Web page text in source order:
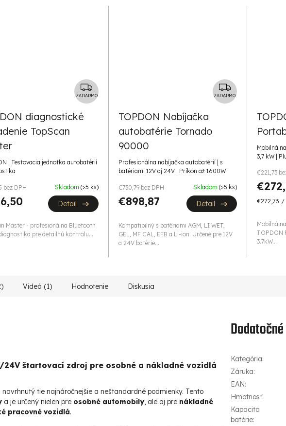
Z
A
O
ZADARMO
diagnostické
TopScan
| Testovacia jednotka autobatérií
bez DPH Skladom (>5 ks)
Detail
Master - profesionálna Bluetooth
pre detailnú kontrolu...
Z
A
ZADARMO
TOPDON Nabíjačka
autobatérie Tornado
90000
Profesionálna nabíjačka autobatérií | s
batériami 12V aj 24V | Príkon až 1600W
€730,79 bez DPH
€898,87
Skladom (>5 ks)
Detail
Kompatibilný s batériami AGM, LI WET,
GEL, MF CAL, EFB a Li-ion. Určené pre 12V
a 24V batérie...
Mobilná
3,7 kW |
€221,73
€272,73 /
Mobilná
TOPDON
3.7kW...
Videá (1) Hodnotenie Diskusia
24V štartovací zdroj pre osobné a nákladné vozidlá
tie najnáročnejšie a neštandardné podmienky. Tento
a je určený nielen pre osobné automobily, ale aj pre nákladné
pracovné vozidlá.
Kategória:
Záruka:
EAN:
Hmotnosť:
Kapacita
batérie: